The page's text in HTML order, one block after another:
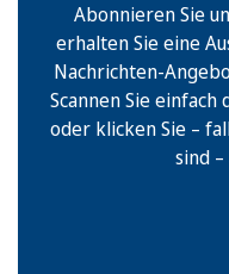
Abonnieren Sie
erhalten Sie eine
Nachrichten-
Scannen Sie
oder klicken Sie –
sind